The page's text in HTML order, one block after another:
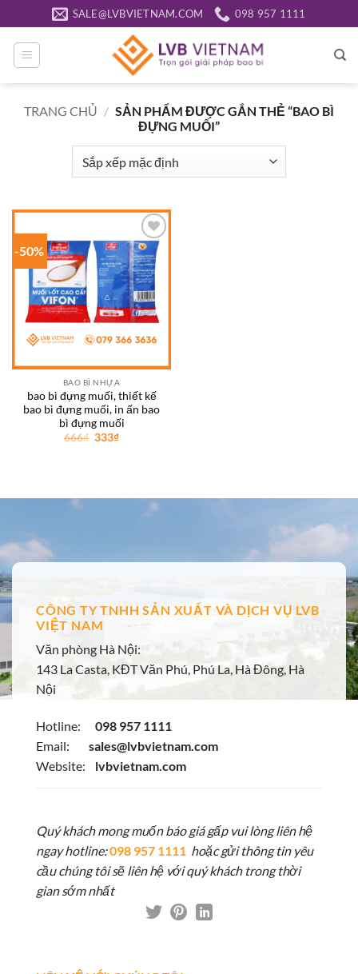
qua
nội
dung
SALE@LVBVIETNAM.COM 098 957 1111
TRANG CHỦ / SẢN PHẨM ĐƯỢC GẮN THẺ “BAO BÌ
ĐỰNG MUỐI”
-50%
Add to
wishlist
BAO BÌ NHỰA
bao bì đựng muối, thiết kế
bao bì đựng muối, in ấn bao
bì đựng muối
666₫ Giá
333₫Giá
CÔNG TY TNHH SẢN XUẤT VÀ DỊCH VỤ LVB
VIỆT NAM
Văn phòng Hà Nội:
143 La Casta, KĐT Văn Phú, Phú La, Hà Đông, Hà
Nội
Hotline:
098 957 1111
Email:
sales@lvbvietnam.com
Website:
lvbvietnam.com
Quý khách mong muốn báo giá gấp vui lòng liên hệ
ngay hotline:098 957 1111 hoặc gửi thông tin yêu
cầu chúng tôi sẽ liên hệ với quý khách trong thời
gian sớm nhất